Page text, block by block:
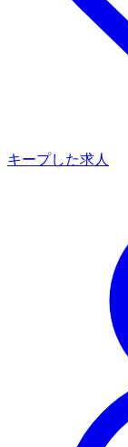
キープした求人